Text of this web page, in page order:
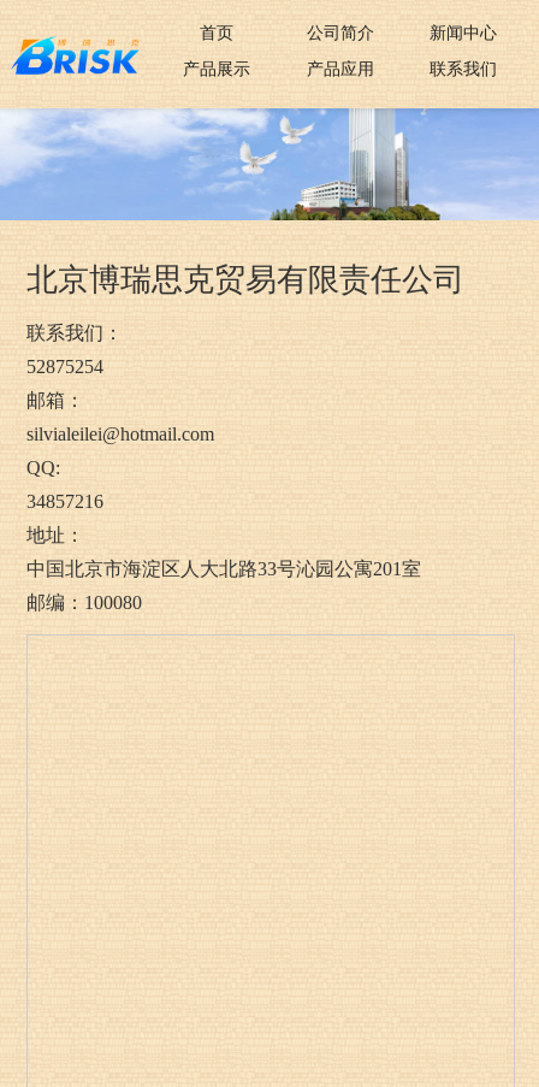
首页 公司简介
新闻中心
产品展示
产品应用 联系我们
北京博瑞思克贸易有限责任公司
联系我们：
52875254
邮箱：
silvialeilei@hotmail.com
QQ:
34857216
地址：
中国北京市海淀区人大北路33号沁园公寓201室
邮编：100080